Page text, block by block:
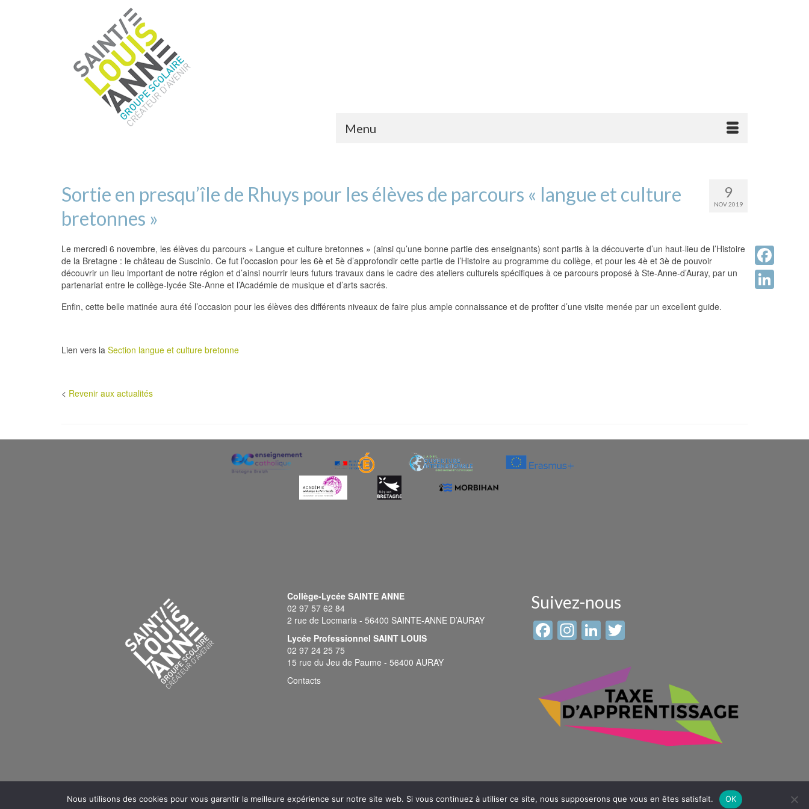
Menu
9
NOV 2019
Sortie en presqu’île de Rhuys pour les élèves de parcours « langue et culture
bretonnes »
Le mercredi 6 novembre, les élèves du parcours « Langue et culture bretonnes » (ainsi qu’une bonne partie des enseignants) sont partis à la découverte d’un haut-lieu de l’Histoire
de la Bretagne : le château de Suscinio. Ce fut l’occasion pour les 6è et 5è d’approfondir cette partie de l’Histoire au programme du collège, et pour les 4è et 3è de pouvoir
découvrir un lieu important de notre région et d’ainsi nourrir leurs futurs travaux dans le cadre des ateliers culturels spécifiques à ce parcours proposé à Ste-Anne-d’Auray, par un
partenariat entre le collège-lycée Ste-Anne et l’Académie de musique et d’arts sacrés.
Enfin, cette belle matinée aura été l’occasion pour les élèves des différents niveaux de faire plus ample connaissance et de profiter d’une visite menée par un excellent guide.
Lien vers la Section langue et culture bretonne
< Revenir aux actualités
Collège-Lycée SAINTE ANNE
02 97 57 62 84
2 rue de Locmaria - 56400 SAINTE-ANNE D’AURAY
Lycée Professionnel SAINT LOUIS
02 97 24 25 75
15 rue du Jeu de Paume - 56400 AURAY
Contacts
Suivez-nous
Facebook
Instagram
LinkedIn
© 2026 Sainte Anne - Saint Louis - Mentions légales-Plan du site
Facebook
Nous utilisons des cookies pour vous garantir la meilleure expérience sur notre site web. Si vous continuez à utiliser ce site, nous supposerons que vous en êtes satisfait. OK